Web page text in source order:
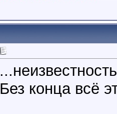
Без конца всё